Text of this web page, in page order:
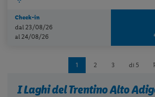
Check-in
dal 23/08/26
al 24/08/26
1 2 3 di 5
I Laghi del Trentino Alto